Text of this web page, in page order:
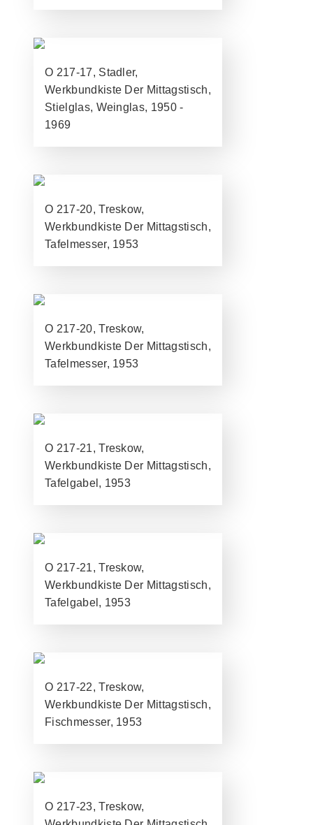
O 217-17, Stadler,
Werkbundkiste Der Mittagstisch,
Stielglas, Weinglas, 1950 -
1969
O 217-20, Treskow,
Werkbundkiste Der Mittagstisch,
Tafelmesser, 1953
O 217-20, Treskow,
Werkbundkiste Der Mittagstisch,
Tafelmesser, 1953
O 217-21, Treskow,
Werkbundkiste Der Mittagstisch,
Tafelgabel, 1953
O 217-21, Treskow,
Werkbundkiste Der Mittagstisch,
Tafelgabel, 1953
O 217-22, Treskow,
Werkbundkiste Der Mittagstisch,
Fischmesser, 1953
O 217-23, Treskow,